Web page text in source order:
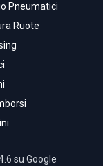
Pneumatici
Ruote
su Google